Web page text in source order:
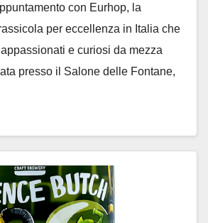
con Eurhop, la
per eccellenza in Italia che
e curiosi da mezza
presso il Salone delle Fontane,